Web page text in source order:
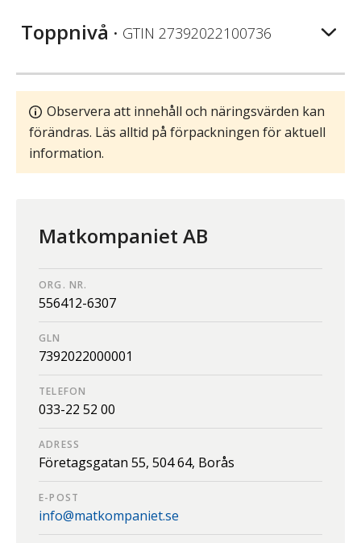
Toppnivå • GTIN 27392022100736
Observera att innehåll och näringsvärden kan
förändras. Läs alltid på förpackningen för aktuell
information.
Matkompaniet AB
ORG. NR.
556412-6307
GLN
7392022000001
TELEFON
033-22 52 00
ADRESS
Företagsgatan 55, 504 64, Borås
E-POST
info@matkompaniet.se